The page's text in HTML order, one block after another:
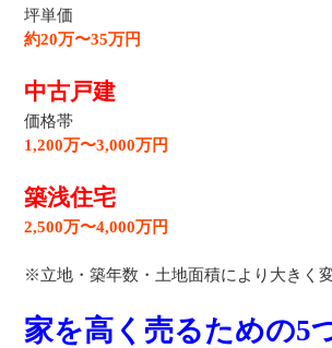
坪単価
約20万〜35万円
中古戸建
価格帯
1,200万〜3,000万円
築浅住宅
2,500万〜4,000万円
※立地・築年数・土地面積により大きく
家を高く売るための5